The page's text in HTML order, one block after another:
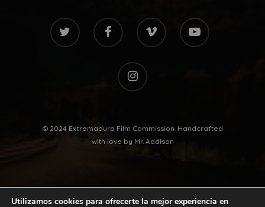
twitter facebook vimeo youtube
instagram
© 2024 Extremadura Film Commission. Handcrafted
with love by Mr. Addison
Utilizamos cookies para ofrecerte la mejor experiencia en